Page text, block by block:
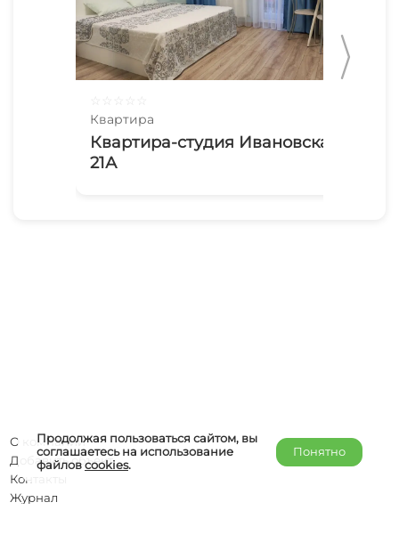
Квартира
Квартира-студия Ивановская
21А
Продолжая пользоваться сайтом, вы
соглашаетесь на использование
файловcookies.
Понятно
О компании
Добавить объект
Контакты
Журнал